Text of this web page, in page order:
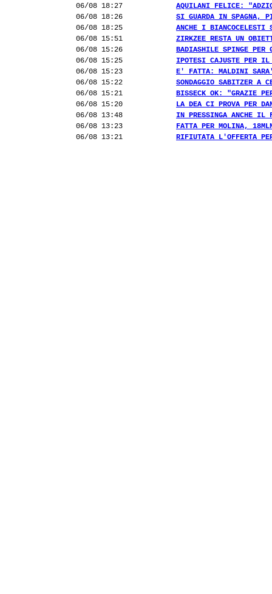
06/08 18:27
AQUILANI FELICE:
06/08 18:26
SI GUARDA IN SPAGNA,
06/08 18:25
ANCHE I BIANCOCELESTI
06/08 15:51
ZIRKZEE RESTA UN
06/08 15:26
BADIASHILE SPINGE PER
06/08 15:25
IPOTESI CAJUSTE PER IL
06/08 15:23
E' FATTA: MALDINI SARA'
06/08 15:22
SONDAGGIO SABITZER A
06/08 15:21
BISSECK OK: "GRAZIE
06/08 15:20
LA DEA CI PROVA PER
06/08 13:48
IN PRESSINGA ANCHE IL
06/08 13:23
FATTA PER MOLINA,
06/08 13:21
RIFIUTATA L'OFFERTA